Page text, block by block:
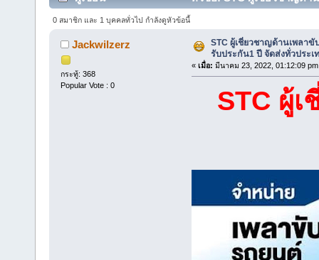
26256 ครั้ง)
0 สมาชิก และ 1 บุคคลทั่วไป กำลังดูหัวข้อนี้
Jackwilzerz
กระทู้: 368
Popular Vote : 0
STC ผู้เชี่ยวชาญด้านเพลา
รับประกัน1 ปี จัดส่งทั่วประเ
« เมื่อ: มีนาคม 23, 2022, 01:12:09
STC ผู้